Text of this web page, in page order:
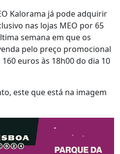
Kalorama já pode adquirir
nas lojas MEO por 65
semana em que os
pelo preço promocional
euros às 18h00 do dia 10
este que está na imagem